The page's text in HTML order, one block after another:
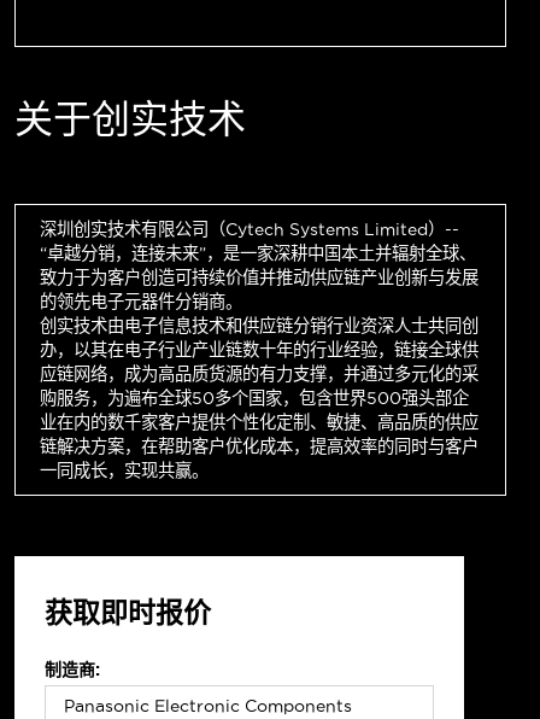
关于创实技术
深圳创实技术有限公司（Cytech Systems Limited）--
“卓越分销，连接未来”，是一家深耕中国本土并辐射全球、
致力于为客户创造可持续价值并推动供应链产业创新与发展
的领先电子元器件分销商。
创实技术由电子信息技术和供应链分销行业资深人士共同创
办，以其在电子行业产业链数十年的行业经验，链接全球供
应链网络，成为高品质货源的有力支撑，并通过多元化的采
购服务，为遍布全球50多个国家，包含世界500强头部企
业在内的数千家客户提供个性化定制、敏捷、高品质的供应
链解决方案，在帮助客户优化成本，提高效率的同时与客户
一同成长，实现共赢。
获取即时报价
制造商: